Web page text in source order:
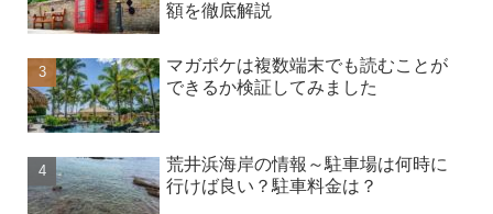
額を徹底解説
マガポケは複数端末でも読むことが
できるか検証してみました
荒井浜海岸の情報～駐車場は何時に
行けば良い？駐車料金は？